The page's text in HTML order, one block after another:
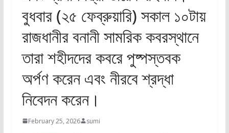
বুধবার (২৫ ফেব্রুয়ারি) সকাল ১০টায়
রাজধানীর বনানী সামরিক কবরস্থানে
তারা শহীদদের কবরে পুষ্পস্তবক
অর্পণ করেন এবং নীরবে শ্রদ্ধা
নিবেদন করেন।
February 25, 2026 sumi